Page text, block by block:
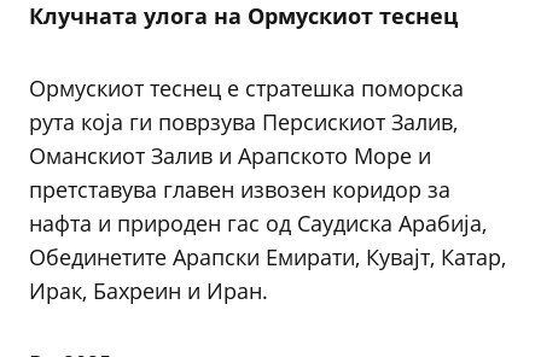
Клучната улога на Ормускиот теснец
Ормускиот теснец е стратешка поморска
рута која ги поврзува Персискиот Залив,
Оманскиот Залив и Арапското Море и
претставува главен извозен коридор за
нафта и природен гас од Саудиска Арабија,
Обединетите Арапски Емирати, Кувајт, Катар,
Ирак, Бахреин и Иран.